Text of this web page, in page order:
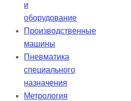
и
оборудование
Производственные
машины
Пневматика
специального
назначения
Метрология